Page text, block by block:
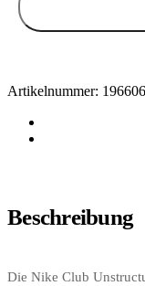
Artikelnummer:
Beschreibung
Die Nike Club